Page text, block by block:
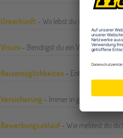
Unterkunft - Wo lebst du während
Visum - Benötigst du ein Visum oder
Reisemöglichkeiten- Entdecke noch
Versicherung - Immer in guten Händen!
Bewerbungsablauf- Wie meldest du